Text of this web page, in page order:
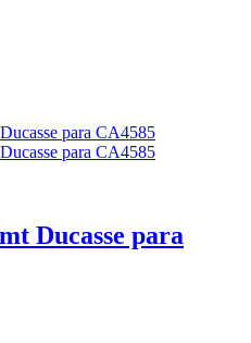
Ducasse para